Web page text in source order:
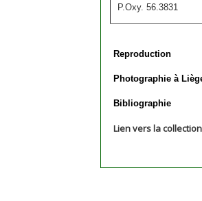
P.Oxy. 56.3831
Reproduction
Photographie à
Bibliographie
Lien vers la